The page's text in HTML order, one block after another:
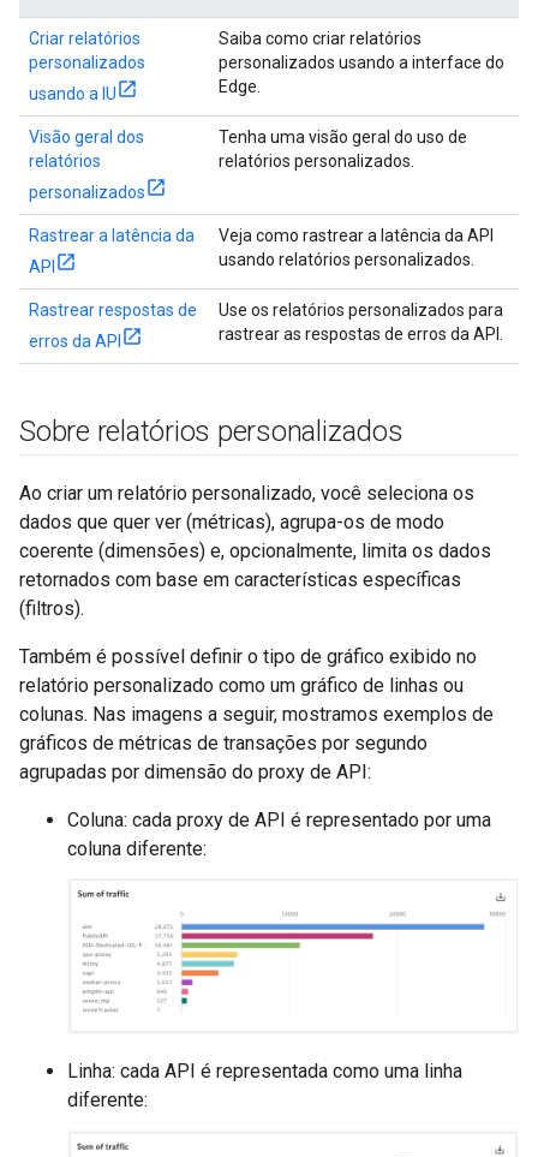
Criar relatórios
personalizados
usando a IU
Saiba como criar relatórios
personalizados usando a interface do
Edge.
Visão geral dos
relatórios
personalizados
Tenha uma visão geral do uso de
relatórios personalizados.
Rastrear a latência da
API
Veja como rastrear a latência da API
usando relatórios personalizados.
Rastrear respostas de
erros da API
Use os relatórios personalizados para
rastrear as respostas de erros da API.
Sobre relatórios personalizados
Ao criar um relatório personalizado, você seleciona os
dados que quer ver (métricas), agrupa-os de modo
coerente (dimensões) e, opcionalmente, limita os dados
retornados com base em características específicas
(filtros).
Também é possível definir o tipo de gráfico exibido no
relatório personalizado como um gráfico de linhas ou
colunas. Nas imagens a seguir, mostramos exemplos de
gráficos de métricas de transações por segundo
agrupadas por dimensão do proxy de API:
Coluna: cada proxy de API é representado por uma
coluna diferente:
Linha: cada API é representada como uma linha
diferente: